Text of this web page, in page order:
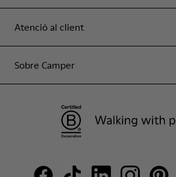
Atenció al client
Sobre Camper